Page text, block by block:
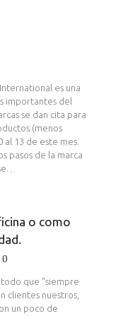
es una
importantes del
se dan cita para
(menos
13 de este mes.
pasos de la marca
o como
0
que "siempre
clientes nuestros,
un poco de